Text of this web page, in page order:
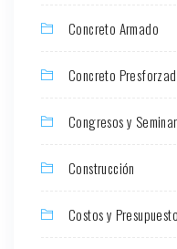
Concreto Armado
Concreto
Congresos y
Construcción
Costos y